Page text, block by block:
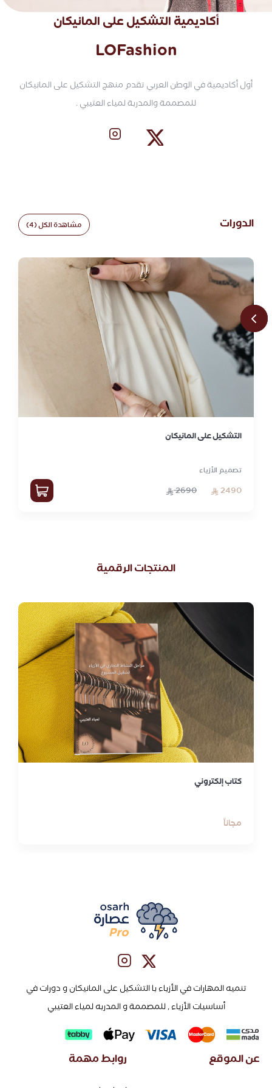
أكاديمية التشكيل على المانيكان
LOFashion
أول أكاديمية في الوطن العربي تقدم منهج التشكيل على المانيكان
للمصممة والمدربة لمياء العتيبي .
الدورات مشاهدة الكل (4)
التشكيل على المانيكان
تصميم الأزياء
2490
2690
المنتجات الرقمية
كتاب إلكتروني
مجاناً
تنميه المهارات في الأزياء با التشكيل على المانيكان و دورات في
أساسيات الأزياء , للمصممة و المدربه لمياء العتيبي
عن الموقع روابط مهمة